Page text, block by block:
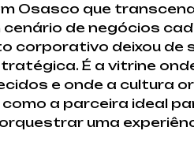
Osasco que
de negócios
corporativo deixou de
É a vitrine
e onde a cultura
a parceira ideal
uma